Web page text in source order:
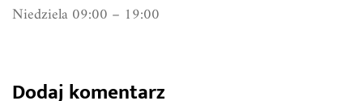
Niedziela 09:00 – 19:00
Dodaj komentarz